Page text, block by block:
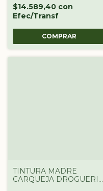
$14.589,40 con
Efec/Transf
TINTURA MADRE
CARQUEJA DROGUERIA